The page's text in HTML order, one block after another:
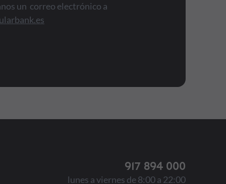
un correo electrónico a
917 894 000
lunes a viernes de 8:00 a 22:00